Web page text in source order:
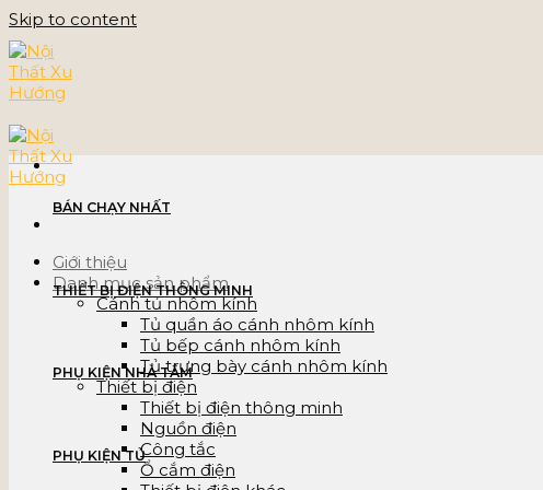
Skip to content
Giới thiệu
Danh mục sản phẩm
Cánh tủ nhôm kính
Tủ quần áo cánh nhôm kính
Tủ bếp cánh nhôm kính
Tủ trưng bày cánh nhôm kính
Thiết bị điện
Thiết bị điện thông minh
Nguồn điện
Công tắc
Ổ cắm điện
BÁN CHẠY NHẤT
THIẾT BỊ ĐIỆN THÔNG MINH
PHỤ KIỆN NHÀ TẮM
PHỤ KIỆN TỦ